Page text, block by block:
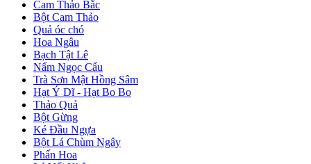
Cam Thảo Bắc
Bột Cam Thảo
Quả óc chó
Hoa Ngâu
Bạch Tật Lê
Nấm Ngọc Cẩu
Trà Sơn Mật Hồng Sâm
Hạt Ý Dĩ - Hạt Bo Bo
Thảo Quả
Bột Gừng
Ké Đầu Ngựa
Bột Lá Chùm Ngây
Phấn Hoa